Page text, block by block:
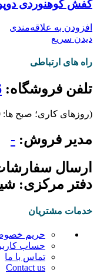
کفش کوهنوردی
افزودن به علاقه‌مندی
دیدن سریع
راه های ارتباطی
تلفن فروشگاه:
(روزهای کاری؛ صبح ها: 10 تا 13:00 و عصرها 17 تا 21)
مدیر فروش: -
ارسال
دفتر مرکزی:
خدمات مشتریان
حریم
حساب
تماس با ما
Contact us